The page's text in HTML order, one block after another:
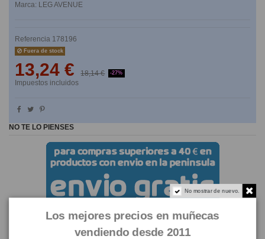
Marca: LEG AVENUE
Referencia 178196
Fuera de stock
13,24 € 18,14 € -27%
Impuestos incluidos
NO TE LO PIENSES
No mostrar de nuevo.
Los mejores precios en muñecas
vendiendo desde 2011